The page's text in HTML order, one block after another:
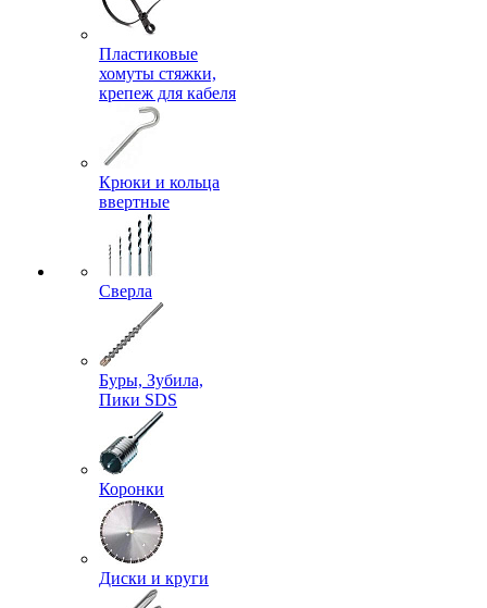
Пластиковые
хомуты стяжки,
крепеж для кабеля
Крюки и кольца
ввертные
Сверла
Буры, Зубила,
Пики SDS
Коронки
Диски и круги